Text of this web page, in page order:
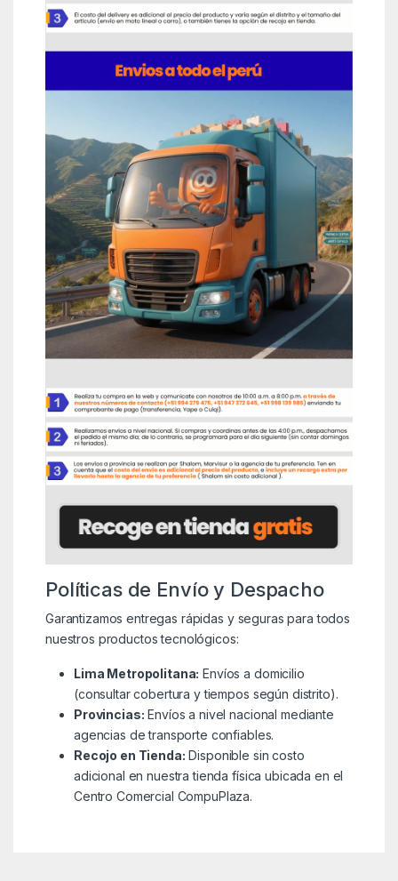
Políticas de Envío y Despacho
Garantizamos entregas rápidas y seguras para todos
nuestros productos tecnológicos:
Lima Metropolitana: Envíos a domicilio
(consultar cobertura y tiempos según distrito).
Provincias: Envíos a nivel nacional mediante
agencias de transporte confiables.
Recojo en Tienda: Disponible sin costo
adicional en nuestra tienda física ubicada en el
Centro Comercial CompuPlaza.